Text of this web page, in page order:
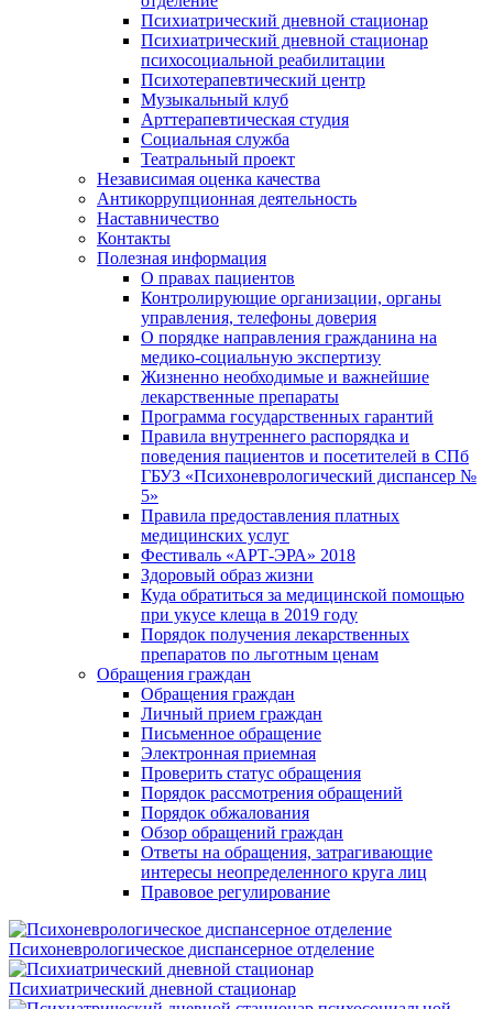
Психиатрический дневной стационар
Психиатрический дневной стационар
психосоциальной реабилитации
Психотерапевтический центр
Музыкальный клуб
Арттерапевтическая студия
Социальная служба
Театральный проект
Независимая оценка качества
Антикоррупционная деятельность
Наставничество
Контакты
Полезная информация
О правах пациентов
Контролирующие организации, органы
управления, телефоны доверия
О порядке направления гражданина на
медико-социальную экспертизу
Жизненно необходимые и важнейшие
лекарственные препараты
Программа государственных гарантий
Правила внутреннего распорядка и
поведения пациентов и посетителей в СПб
ГБУЗ «Психоневрологический диспансер №
5»
Правила предоставления платных
медицинских услуг
Фестиваль «АРТ-ЭРА» 2018
Здоровый образ жизни
Куда обратиться за медицинской помощью
при укусе клеща в 2019 году
Порядок получения лекарственных
препаратов по льготным ценам
Обращения граждан
Обращения граждан
Личный прием граждан
Письменное обращение
Электронная приемная
Проверить статус обращения
Порядок рассмотрения обращений
Порядок обжалования
Обзор обращений граждан
Ответы на обращения, затрагивающие
интересы неопределенного круга лиц
Правовое регулирование
Психоневрологическое диспансерное отделение
Психиатрический дневной стационар